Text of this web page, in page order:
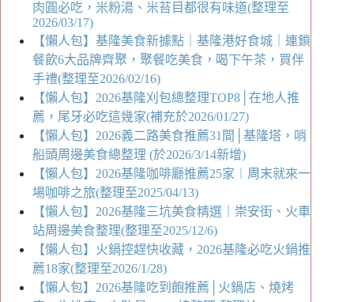
肉圓必吃，米粉湯、米苔目都很有味道(整理至
2026/03/17)
【懶人包】基隆美食新據點｜基隆港好食城｜連鎖
餐飲6大品牌齊聚，聚餐吃美食，喝下午茶，買伴
手禮(整理至2026/02/16)
【懶人包】2026基隆刈包總整理TOP8│在地人推
薦，尾牙必吃這幾家(補充於2026/01/27)
【懶人包】2026義二路美食推薦31間│基隆塔，哨
船頭周邊美食總整理 (於2026/3/14新增)
【懶人包】2026基隆咖啡廳推薦25家︱周末就來一
場咖啡之旅(整理至2025/04/13)
【懶人包】2026基隆三坑美食精選｜崇安街、火車
站周邊美食整理(整理至2025/12/6)
【懶人包】火鍋控趕快收藏，2026基隆必吃火鍋推
薦18家(整理至2026/1/28)
【懶人包】2026基隆吃到飽推薦│火鍋店、燒烤